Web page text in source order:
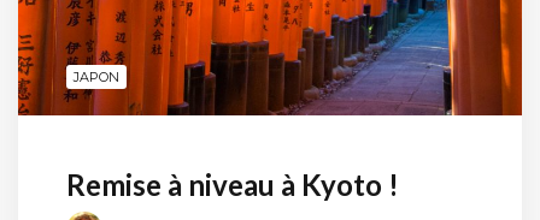
JAPON
Remise à niveau à Kyoto !